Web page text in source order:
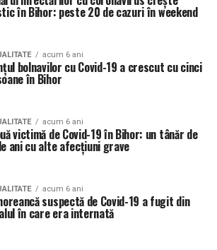
în Bihor: peste 20 de cazuri în weekend
acum 6 ani
bolnavilor cu Covid-19 a crescut cu cinci
în Bihor
acum 6 ani
victimă de Covid-19 în Bihor: un tânăr de
ani cu alte afecțiuni grave
acum 6 ani
suspectă de Covid-19 a fugit din
în care era internată